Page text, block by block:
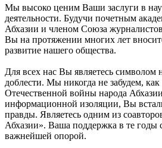
Мы высоко ценим Ваши заслуги в
деятельности. Будучи почетным
Абхазии и членом Союза
Вы на протяжении многих лет
развитие нашего общества.
​Для всех нас Вы являетесь символом
доблести. Мы никогда не забудем,
Отечественной войны народа
информационной изоляции, Вы
правды. Являетесь одним из
Абхазии». Ваша поддержка в те годы
важнейшей опорой.